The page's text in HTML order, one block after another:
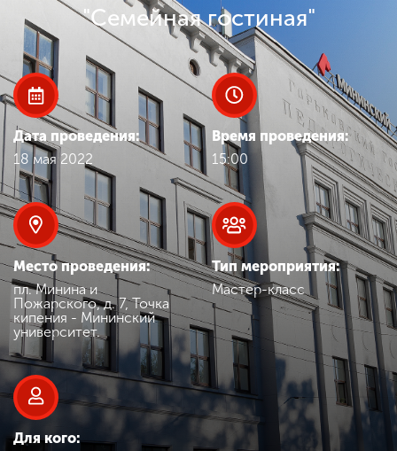
Главная
Об университете
Абитуриенту
Обучение
Наука
Международная
деятельность
Другие виды
деятельности
"Семейная гостиная"
Дата проведения:
18 мая 2022
Время проведения:
15:00
Место проведения:
пл. Минина и
Пожарского, д. 7, Точка
кипения - Мининский
университет.
Тип мероприятия:
Мастер-класс
Для кого: